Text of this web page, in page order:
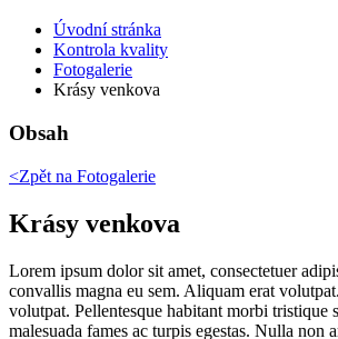
Úvodní stránka
Kontrola kvality
Fotogalerie
Krásy venkova
Obsah
<Zpět na Fotogalerie
Krásy venkova
Lorem ipsum dolor sit amet, consectetuer
convallis magna eu sem. Aliquam erat
volutpat. Pellentesque habitant morbi tristique
malesuada fames ac turpis egestas. Nulla non